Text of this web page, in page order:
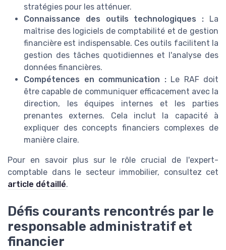
stratégies pour les atténuer.
Connaissance des outils technologiques : La
maîtrise des logiciels de comptabilité et de gestion
financière est indispensable. Ces outils facilitent la
gestion des tâches quotidiennes et l'analyse des
données financières.
Compétences en communication :Le RAF doit
être capable de communiquer efficacement avec la
direction, les équipes internes et les parties
prenantes externes. Cela inclut la capacité à
expliquer des concepts financiers complexes de
manière claire.
Pour en savoir plus sur le rôle crucial de l'expert-
comptable dans le secteur immobilier, consultez cet
article détaillé.
Défis courants rencontrés par le
responsable administratif et
financier